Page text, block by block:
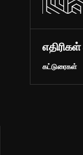
எதிரிகள்
கட்டுரைகள்